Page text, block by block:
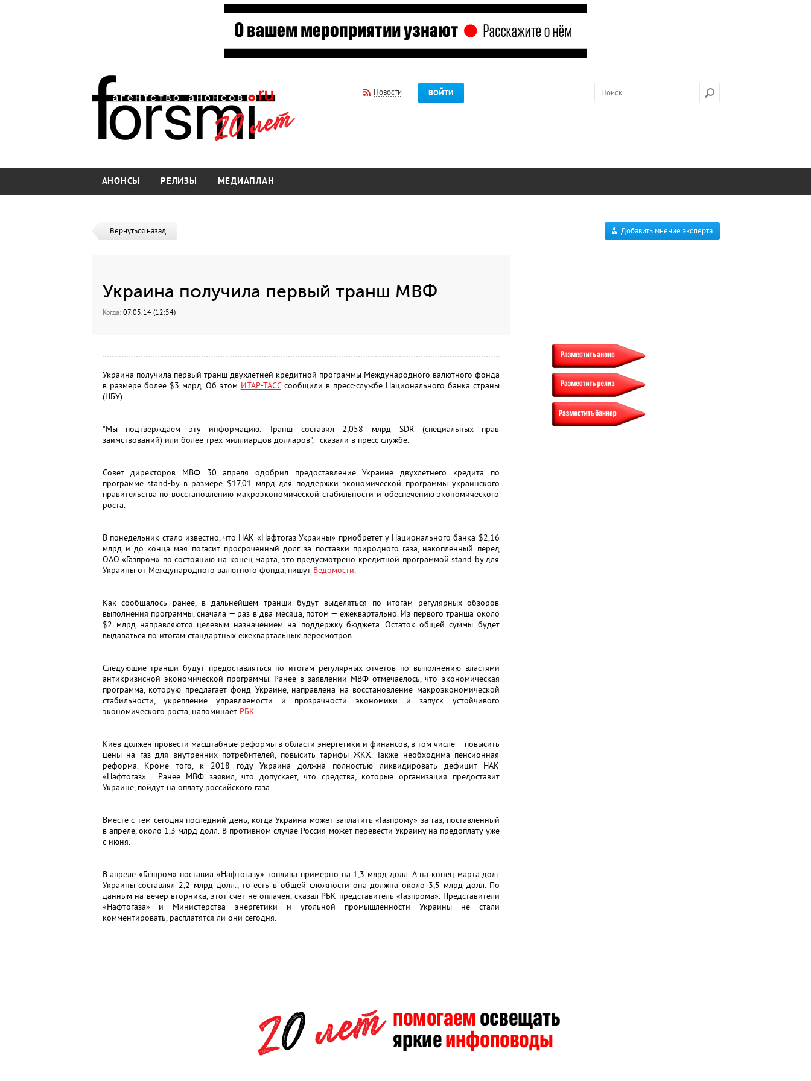
Новости ВОЙТИ
АНОНСЫ РЕЛИЗЫ МЕДИАПЛАН
Вернуться назад
Украина получила первый транш МВФ
Когда: 07.05.14 (12:54)
Украина получила первый транш двухлетней кредитной программы Международного валютного фонда
в размере более $3 млрд. Об этом ИТАР-ТАССсообщили в пресс-службе Национального банка страны
(НБУ).
"Мы подтверждаем эту информацию. Транш составил 2,058 млрд SDR (специальных прав
заимствований) или более трех миллиардов долларов", - сказали в пресс-службе.
Совет директоров МВФ 30 апреля одобрил предоставление Украине двухлетнего кредита по
программе stand-by в размере $17,01 млрд для поддержки экономической программы украинского
правительства по восстановлению макроэкономической стабильности и обеспечению экономического
роста.
В понедельник стало известно, что НАК «Нафтогаз Украины» приобретет у Национального банка $2,16
млрд и до конца мая погасит просроченный долг за поставки природного газа, накопленный перед
ОАО «Газпром» по состоянию на конец марта, это предусмотрено кредитной программой stand by для
Украины от Международного валютного фонда, пишут Ведомости.
Как сообщалось ранее, в дальнейшем транши будут выделяться по итогам регулярных обзоров
выполнения программы, сначала — раз в два месяца, потом — ежеквартально. Из первого транша около
$2 млрд направляются целевым назначением на поддержку бюджета. Остаток общей суммы будет
выдаваться по итогам стандартных ежеквартальных пересмотров.
Следующие транши будут предоставляться по итогам регулярных отчетов по выполнению властями
антикризисной экономической программы. Ранее в заявлении МВФ отмечаелось, что экономическая
программа, которую предлагает фонд Украине, направлена на восстановление макроэкономической
стабильности, укрепление управляемости и прозрачности экономики и запуск устойчивого
экономического роста, напоминает РБК.
Киев должен провести масштабные реформы в области энергетики и финансов, в том числе – повысить
цены на газ для внутренних потребителей, повысить тарифы ЖКХ. Также необходима пенсионная
реформа. Кроме того, к 2018 году Украина должна полностью ликвидировать дефицит НАК
«Нафтогаз». Ранее МВФ заявил, что допускает, что средства, которые организация предоставит
Украине, пойдут на оплату российского газа.
Вместе с тем сегодня последний день, когда Украина может заплатить «Газпрому» за газ, поставленный
в апреле, около 1,3 млрд долл. В противном случае Россия может перевести Украину на предоплату уже
с июня.
В апреле «Газпром» поставил «Нафтогазу» топлива примерно на 1,3 млрд долл. А на конец марта долг
Украины составлял 2,2 млрд долл., то есть в общей сложности она должна около 3,5 млрд долл. По
данным на вечер вторника, этот счет не оплачен, сказал РБК представитель «Газпрома». Представители
«Нафтогаза» и Министерства энергетики и угольной промышленности Украины не стали
комментировать, расплатятся ли они сегодня.
Добавить мнение эксперта